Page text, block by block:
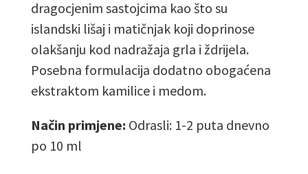
dragocjenim sastojcima kao što su
islandski lišaj i matičnjak koji doprinose
olakšanju kod nadražaja grla i ždrijela.
Posebna formulacija dodatno obogaćena
ekstraktom kamilice i medom.
Način primjene: Odrasli: 1-2 puta dnevno
po 10 ml